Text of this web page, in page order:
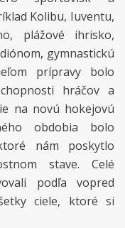
Kolibu, Iuventu,
plážové ihrisko,
gymnastickú
prípravy bolo
hráčov a
na novú hokejovú
obdobia bolo
nám poskytlo
stave. Celé
podľa vopred
ciele, ktoré si